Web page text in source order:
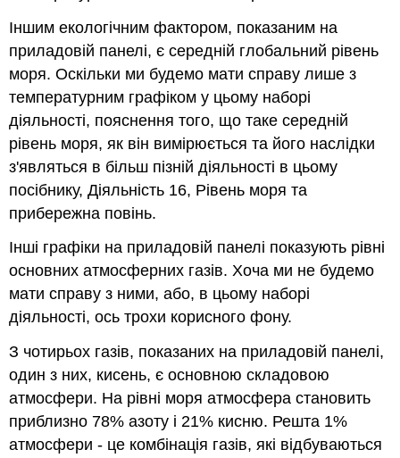
Іншим екологічним фактором, показаним на
приладовій панелі, є середній глобальний рівень
моря. Оскільки ми будемо мати справу лише з
температурним графіком у цьому наборі
діяльності, пояснення того, що таке середній
рівень моря, як він вимірюється та його наслідки
з'являться в більш пізній діяльності в цьому
посібнику, Діяльність 16, Рівень моря та
прибережна повінь.
Інші графіки на приладовій панелі показують рівні
основних атмосферних газів. Хоча ми не будемо
мати справу з ними, або, в цьому наборі
діяльності, ось трохи корисного фону.
З чотирьох газів, показаних на приладовій панелі,
один з них, кисень, є основною складовою
атмосфери. На рівні моря атмосфера становить
приблизно 78% азоту і 21% кисню. Решта 1%
атмосфери - це комбінація газів, які відбуваються